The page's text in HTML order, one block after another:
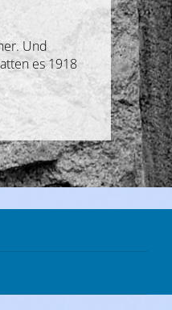
Und
es 1918